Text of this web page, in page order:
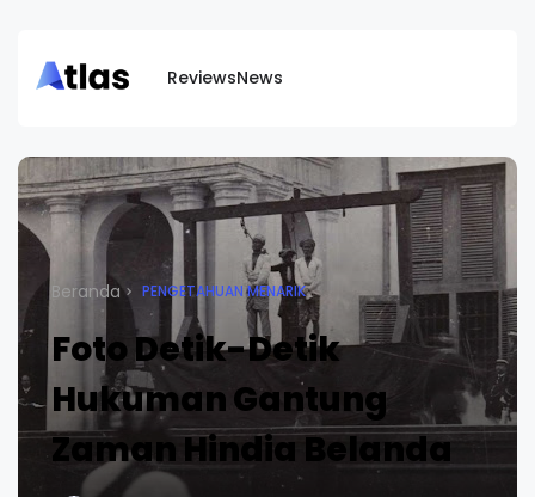
ReviewsNews
Beranda PENGETAHUAN MENARIK
Foto Detik-Detik
Hukuman Gantung
Zaman Hindia Belanda